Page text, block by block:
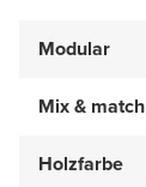
Modular
Mix & match
Holzfarbe